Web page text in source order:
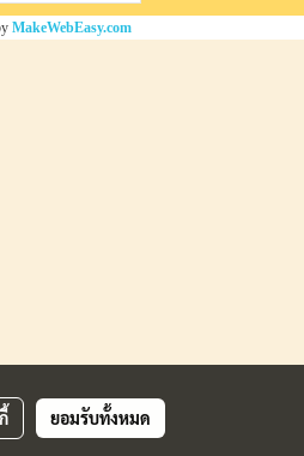
MakeWebEasy.com
ยอมรับทั้งหมด